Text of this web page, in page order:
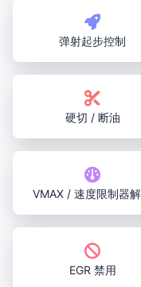
弹射起步控制
硬切 / 断油
VMAX / 速度限制器
EGR 禁用